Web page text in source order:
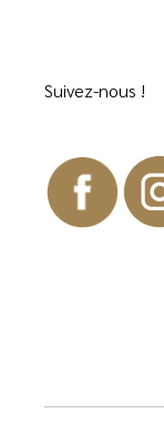
Suivez-nous !